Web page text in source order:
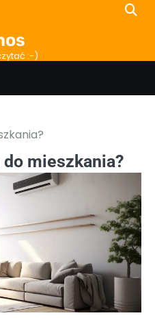
:-)
mieszkania?